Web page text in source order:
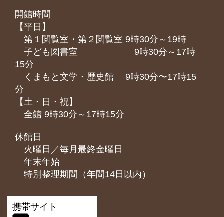
開館時間
【平日】
第１閲覧室・第２閲覧室 9時30分～19時
子ども図書室 9時30分～17時
15分
くまもと⽂学・歴史館 9時30分〜17時15
分
【土・日・祝】
全館 9時30分～17時15分
休館日
火曜日／毎月最終金曜日
年末年始
特別整理期間（年間14日以内）
携帯サイト